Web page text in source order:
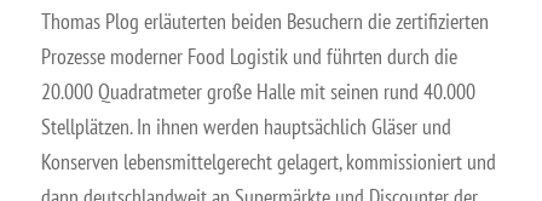
Thomas Plog erläuterten beiden Besuchern die zertifizierten
Prozesse moderner Food Logistik und führten durch die
20.000 Quadratmeter große Halle mit seinen rund 40.000
Stellplätzen. In ihnen werden hauptsächlich Gläser und
Konserven lebensmittelgerecht gelagert, kommissioniert und